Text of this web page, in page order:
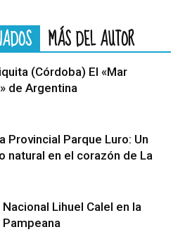
MÁS DEL AUTOR
(Córdoba) El «Mar
de Argentina
Provincial Parque Luro: Un
natural en el corazón de La
Lihuel Calel en la
Pampeana